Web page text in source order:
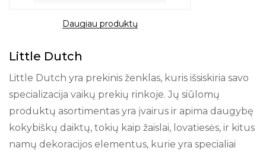
Daugiau produktų
Little Dutch
Little Dutch yra prekinis ženklas, kuris išsiskiria savo
specializacija vaikų prekių rinkoje. Jų siūlomų
produktų asortimentas yra įvairus ir apima daugybę
kokybiškų daiktų, tokių kaip žaislai, lovatiesės, ir kitus
namų dekoracijos elementus, kurie yra specialiai